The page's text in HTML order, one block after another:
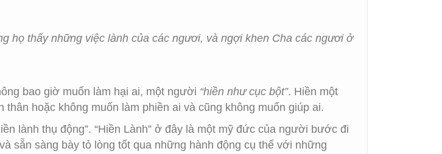
họ thấy những việc lành của các ngươi, và ngợi khen Cha các ngươi ở
bao giờ muốn làm hại ai, một người “hiền như cục bột”. Hiền một
hoặc không muốn làm phiền ai và cũng không muốn giúp ai.
lành thụ động”. “Hiền Lành” ở đây là một mỹ đức của người bước đi
sẵn sàng bày tỏ lòng tốt qua những hành động cụ thể với những